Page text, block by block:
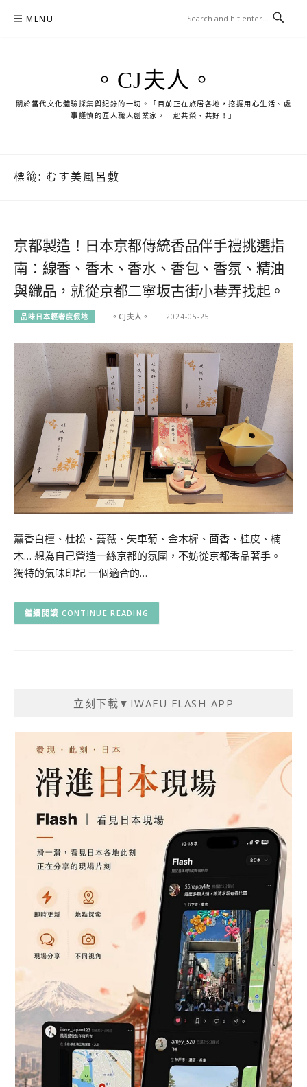
MENU
。CJ夫人。
關於當代文化體驗採集與紀錄的一切。「目前正在旅居各地，挖掘用心生活、處
事謹慎的匠人職人創業家，一起共榮、共好！」
標籤: むす美風呂敷
京都製造！日本京都傳統香品伴手禮挑選指
南：線香、香木、香水、香包、香氛、精油
與織品，就從京都二寧坂古街小巷弄找起。
品味日本輕奢度假地 。CJ夫人。 2024-05-25
薰香白檀、杜松、薔薇、矢車菊、金木樨、茴香、桂皮、楠
木… 想為自己營造一絲京都的氛圍，不妨從京都香品著手。
獨特的氣味印記 一個適合的…
CONTINUE READING
立刻下載▼IWAFU FLASH APP